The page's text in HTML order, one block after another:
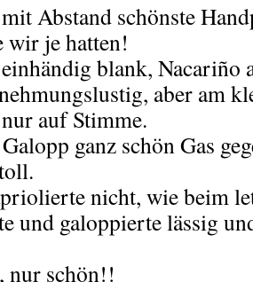
Abstand schönste
wir je hatten!
blank, Nacariño
aber am
auf Stimme.
ganz schön Gas
nicht, wie beim
und galoppierte lässig
nur schön!!